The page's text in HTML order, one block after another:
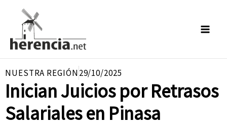
contenido
NUESTRA REGIÓN29/10/2025
Inician Juicios por Retrasos
Salariales en Pinasa